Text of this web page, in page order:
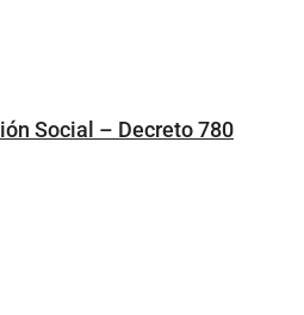
Social – Decreto 780